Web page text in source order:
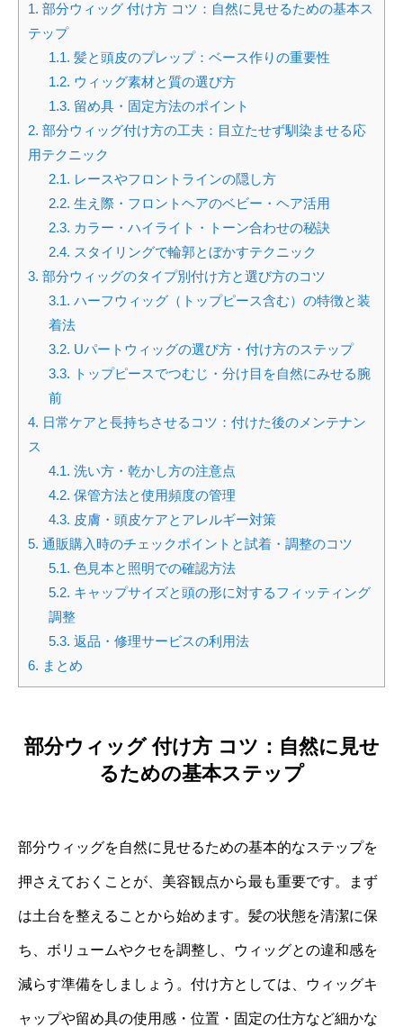
1. 部分ウィッグ 付け方 コツ：自然に見せるための基本ス
テップ
1.1. 髪と頭皮のプレップ：ベース作りの重要性
1.2. ウィッグ素材と質の選び方
1.3. 留め具・固定方法のポイント
2. 部分ウィッグ付け方の工夫：目立たせず馴染ませる応
用テクニック
2.1. レースやフロントラインの隠し方
2.2. 生え際・フロントヘアのベビー・ヘア活用
2.3. カラー・ハイライト・トーン合わせの秘訣
2.4. スタイリングで輪郭とぼかすテクニック
3. 部分ウィッグのタイプ別付け方と選び方のコツ
3.1. ハーフウィッグ（トップピース含む）の特徴と装
着法
3.2. Uパートウィッグの選び方・付け方のステップ
3.3. トップピースでつむじ・分け目を自然にみせる腕
前
4. 日常ケアと長持ちさせるコツ：付けた後のメンテナン
ス
4.1. 洗い方・乾かし方の注意点
4.2. 保管方法と使用頻度の管理
4.3. 皮膚・頭皮ケアとアレルギー対策
5. 通販購入時のチェックポイントと試着・調整のコツ
5.1. 色見本と照明での確認方法
5.2. キャップサイズと頭の形に対するフィッティング
調整
5.3. 返品・修理サービスの利用法
6. まとめ
部分ウィッグ 付け方 コツ：自然に見せ
るための基本ステップ
部分ウィッグを自然に見せるための基本的なステップを
押さえておくことが、美容観点から最も重要です。まず
は土台を整えることから始めます。髪の状態を清潔に保
ち、ボリュームやクセを調整し、ウィッグとの違和感を
減らす準備をしましょう。付け方としては、ウィッグキ
ャップや留め具の使用感・位置・固定の仕方など細かな